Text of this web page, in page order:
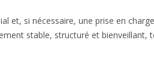
et, si nécessaire, une prise en charge
stable, structuré et bienveillant,